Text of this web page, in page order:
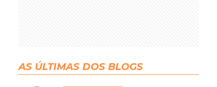
AS ÚLTIMAS DOS BLOGS